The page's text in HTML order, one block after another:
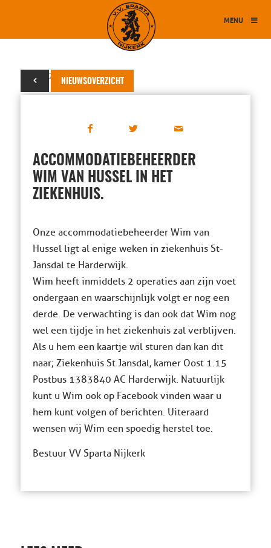
MENU
NIEUWSOVERZICHT
22 mei 2014
ACCOMMODATIEBEHEERDER
WIM VAN HUSSEL IN HET
ZIEKENHUIS.
Onze accommodatiebeheerder Wim van
Hussel ligt al enige weken in ziekenhuis St-
Jansdal te Harderwijk.
Wim heeft inmiddels 2 operaties aan zijn voet
ondergaan en waarschijnlijk volgt er nog een
derde. De verwachting is dan ook dat Wim nog
wel een tijdje in het ziekenhuis zal verblijven.
Als u hem een kaartje wil sturen dan kan dit
naar; Ziekenhuis St Jansdal, kamer Oost 1.15
Postbus 138 3840 AC Harderwijk. Natuurlijk
kunt u Wim ook op Facebook vinden waar u
hem kunt volgen of berichten. Uiteraard
wensen wij Wim een spoedig herstel toe.
Bestuur VV Sparta Nijkerk